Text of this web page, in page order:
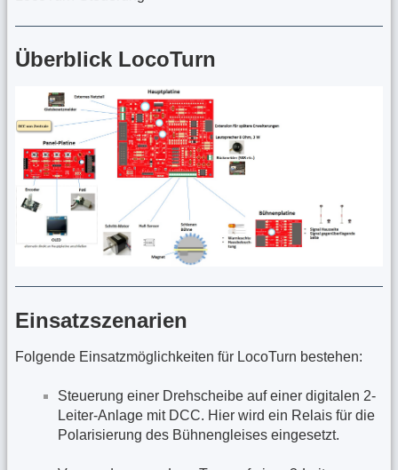
Überblick LocoTurn
Einsatzszenarien
Folgende Einsatzmöglichkeiten für LocoTurn bestehen:
Steuerung einer Drehscheibe auf einer digitalen 2-
Leiter-Anlage mit DCC. Hier wird ein Relais für die
Polarisierung des Bühnengleises eingesetzt.